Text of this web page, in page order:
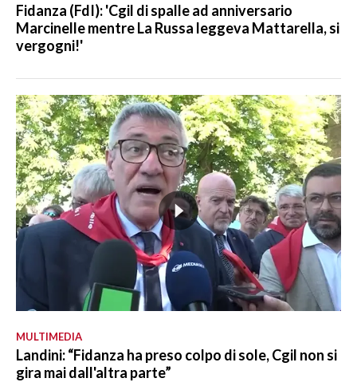
Fidanza (FdI): 'Cgil di spalle ad anniversario
Marcinelle mentre La Russa leggeva Mattarella, si
vergogni!'
MULTIMEDIA
Landini: “Fidanza ha preso colpo di sole, Cgil non si
gira mai dall'altra parte”